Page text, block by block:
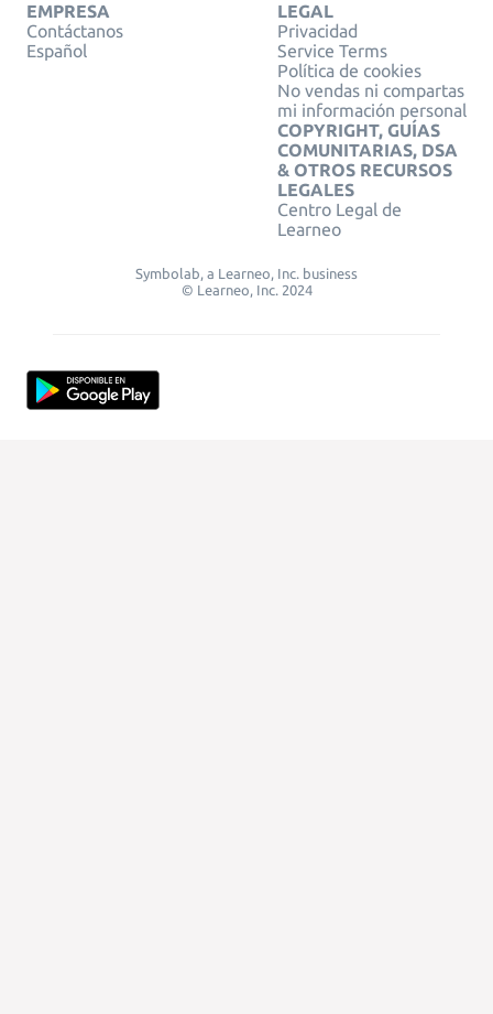
EMPRESA
Contáctanos
Español
LEGAL
Privacidad
Service Terms
Política de cookies
No vendas ni compartas
mi información personal
COPYRIGHT, GUÍAS
COMUNITARIAS, DSA
& OTROS RECURSOS
LEGALES
Centro Legal de
Learneo
Symbolab, a Learneo, Inc. business
© Learneo, Inc. 2024